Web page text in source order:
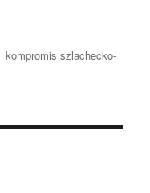
Tagi
kompromis szlachecko-